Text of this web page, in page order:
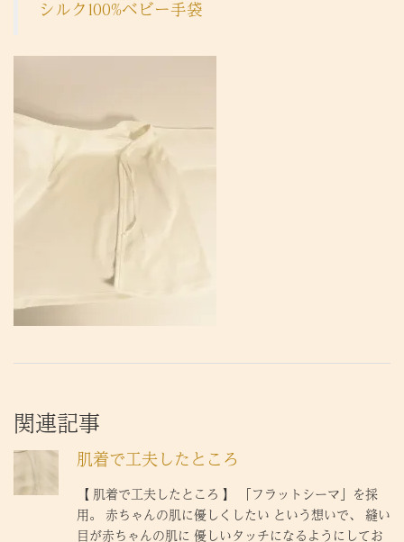
シルク100%ベビー手袋
関連記事
肌着で工夫したところ
【 肌着で工夫したところ 】 「フラットシーマ」を採
用。 赤ちゃんの肌に優しくしたい という想いで、 縫い
目が赤ちゃんの肌に 優しいタッチになるようにしてお